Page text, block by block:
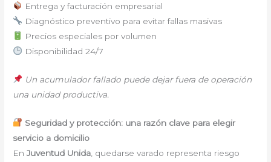
Entrega y facturación empresarial
Diagnóstico preventivo para evitar fallas masivas
Precios especiales por volumen
Disponibilidad 24/7
Un acumulador fallado puede dejar fuera de operación
una unidad productiva.
Seguridad y protección: una razón clave para elegir
servicio a domicilio
EnJuventud Unida , quedarse varado representa riesgo